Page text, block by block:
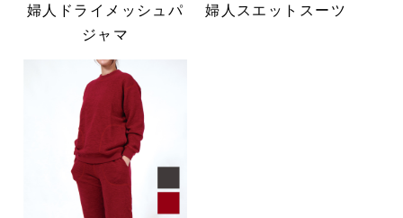
婦人ドライメッシュパ
ジャマ
婦人スエットスーツ